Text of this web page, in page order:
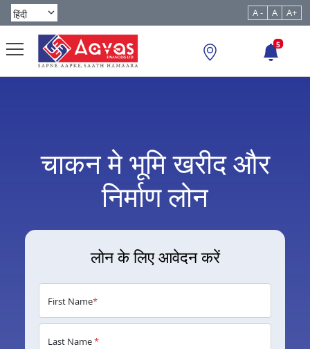
A - A A+
5
चाकन मे भूमि खरीद और
निर्माण लोन
लोन के लिए आवेदन करें
First Name*
Last Name*